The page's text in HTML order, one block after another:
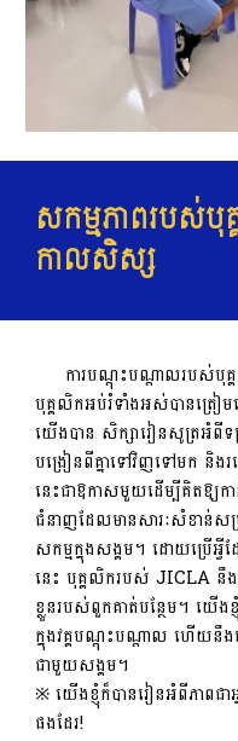
សកម្មភាពរបស់
កាលសិស្ស
ការបណ្តុះបណ្តាលរបស់បុ
បុគ្គលិកអប់រំទាំងអស់បានត្រៀម
យើងបាន សិក្សារៀនសូត្រអំពីទម្
បង្រៀនពីគ្នាទៅវិញទៅមក និង
នេះ​ជា​ឱកាស​មួយ​ដើម្បី​គិតឱ្យ
ជំនាញ​ដែល​មាន​សារៈសំខាន់​សម្
សកម្ម​ក្នុង​សង្គម។ ដោយប្រើអ្វី
នេះ បុគ្គលិករបស់ JICLA នឹង
ខ្លួនរបស់ពួកគាត់បន្ថែម។ យើង
ក្នុងវគ្គបណ្តុះបណ្តាល ហើយនឹ
ជាមួយសង្គម។
※ យើងខ្ញុំក៏បានរៀនអំពីភាពជា
ផងដែរ!